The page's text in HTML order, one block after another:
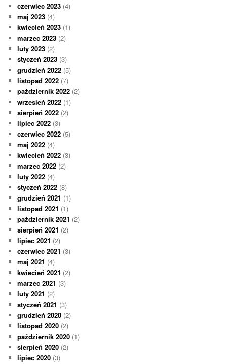
czerwiec 2023 (4)
maj 2023 (4)
kwiecień 2023 (1)
marzec 2023 (2)
luty 2023 (2)
styczeń 2023 (3)
grudzień 2022 (5)
listopad 2022 (7)
październik 2022 (2)
wrzesień 2022 (1)
sierpień 2022 (2)
lipiec 2022 (3)
czerwiec 2022 (5)
maj 2022 (4)
kwiecień 2022 (3)
marzec 2022 (2)
luty 2022 (4)
styczeń 2022 (8)
grudzień 2021 (1)
listopad 2021 (1)
październik 2021 (2)
sierpień 2021 (2)
lipiec 2021 (2)
czerwiec 2021 (3)
maj 2021 (4)
kwiecień 2021 (2)
marzec 2021 (3)
luty 2021 (2)
styczeń 2021 (3)
grudzień 2020 (2)
listopad 2020 (2)
październik 2020 (1)
sierpień 2020 (2)
lipiec 2020 (3)